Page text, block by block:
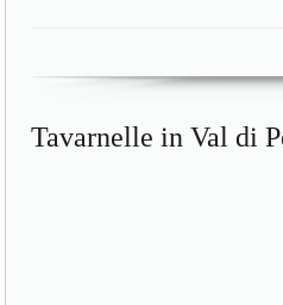
Tavarnelle in Val di